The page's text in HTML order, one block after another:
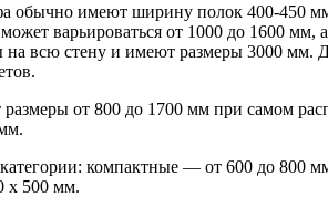
обычно имеют ширину полок 400-450
варьироваться от 1000 до 1600
на всю стену и имеют размеры 3000 мм.
от 800 до 1700 мм при самом
компактные — от 600 до
х 500 мм.